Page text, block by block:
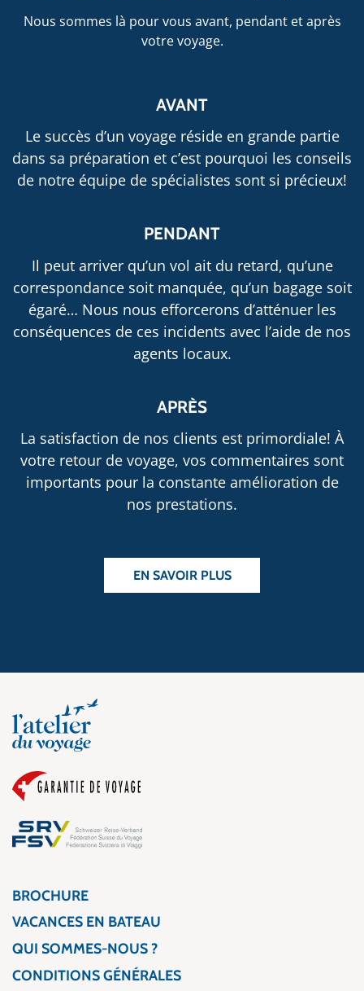
Nous sommes là pour vous avant, pendant et après
votre voyage.
AVANT
Le succès d’un voyage réside en grande partie
dans sa préparation et c’est pourquoi les conseils
de notre équipe de spécialistes sont si précieux!
PENDANT
Il peut arriver qu’un vol ait du retard, qu’une
correspondance soit manquée, qu’un bagage soit
égaré… Nous nous efforcerons d’atténuer les
conséquences de ces incidents avec l’aide de nos
agents locaux.
APRÈS
La satisfaction de nos clients est primordiale! À
votre retour de voyage, vos commentaires sont
importants pour la constante amélioration de
nos prestations.
EN SAVOIR PLUS
BROCHURE
VACANCES EN BATEAU
QUI SOMMES-NOUS ?
CONDITIONS GÉNÉRALES